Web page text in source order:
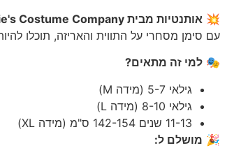
💥 אותנטיות מבית Rubie's Costume Company
עם סימן מסחרי על התווית והאריזה, תוכלו
🎭 למי זה מתאים?
גילאי 5-7 (מידה M)
גילאי 8-10 (מידה L)
11-13 שנים 142-154 ס"מ (מידה XL)
🎉 מושלם ל: